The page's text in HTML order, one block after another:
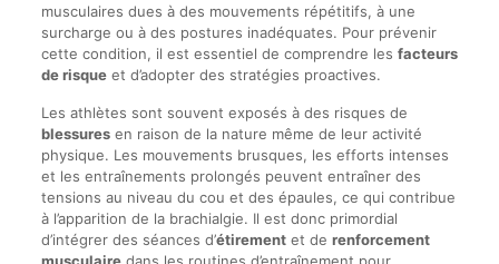
musculaires dues à des mouvements répétitifs, à une
surcharge ou à des postures inadéquates. Pour prévenir
cette condition, il est essentiel de comprendre les facteurs
de risqueet d’adopter des stratégies proactives.
Les athlètes sont souvent exposés à des risques de
blessuresen raison de la nature même de leur activité
physique. Les mouvements brusques, les efforts intenses
et les entraînements prolongés peuvent entraîner des
tensions au niveau du cou et des épaules, ce qui contribue
à l’apparition de la brachialgie. Il est donc primordial
d’intégrer des séances d’étirementet de renforcement